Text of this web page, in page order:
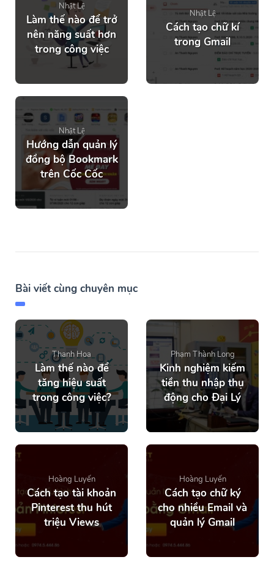
Nhật Lệ
Làm thế nào để trở
nên năng suất hơn
trong công việc
Nhật Lệ
Cách tạo chữ kí
trong Gmail
Nhật Lệ
Hướng dẫn quản lý
đồng bộ Bookmark
trên Cốc Cốc
Bài viết cùng chuyên mục
Thanh Hoa
Làm thế nào để
tăng hiệu suất
trong công việc?
Phạm Thành Long
Kinh nghiệm kiếm
tiền thu nhập thụ
động cho Đại Lý
Hoàng Luyến
Cách tạo tài khoản
Pinterest thu hút
triệu Views
Hoàng Luyến
Cách tạo chữ ký
cho nhiều Email và
quản lý Gmail